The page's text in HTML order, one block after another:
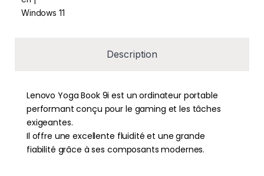
Description
Lenovo Yoga Book 9i est un ordinateur portable
performant conçu pour le gaming et les tâches
exigeantes.
Il offre une excellente fluidité et une grande
fiabilité grâce à ses composants modernes.